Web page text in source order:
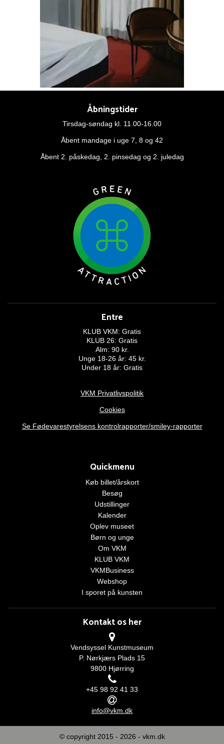
Åbningstider
Tirsdag-søndag kl. 11.00-16.00
Åbent mandage i uge 7, 8 og 42
Åbent 2. påskedag, 2. pinsedag og 2. juledag
Entre
KLUB VKM: Gratis
KLUB 26: Gratis
Alm: 90 kr.
Unge 18-26 år: 45 kr.
Under 18 år: Gratis
VKM Privatlivspolitik
Cookies
Se Fødevarestyrelsens kontrolrapporter/smiley-rapporter
Quickmenu
Køb billet/årskort
Besøg
Udstillinger
Kalender
Oplev museet
Børn og unge
Om VKM
KLUB VKM
VKMBusiness
Webshop
I sporet på kunsten
Kontakt os her
Vendsyssel Kunstmuseum
P. Nørkjærs Plads 15
9800 Hjørring
+45 98 92 41 33
info@vkm.dk
© copyright 2015 - 2026 - vkm.dk